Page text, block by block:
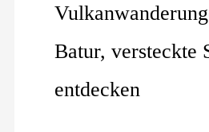
Batur, versteckte
entdecken